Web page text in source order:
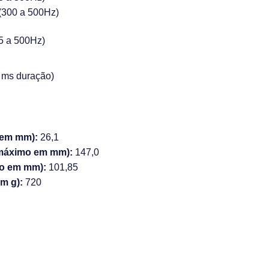
a 500Hz)
a 500Hz)
duração)
mm): 26,1
em mm): 147,0
em mm): 101,85
g): 720